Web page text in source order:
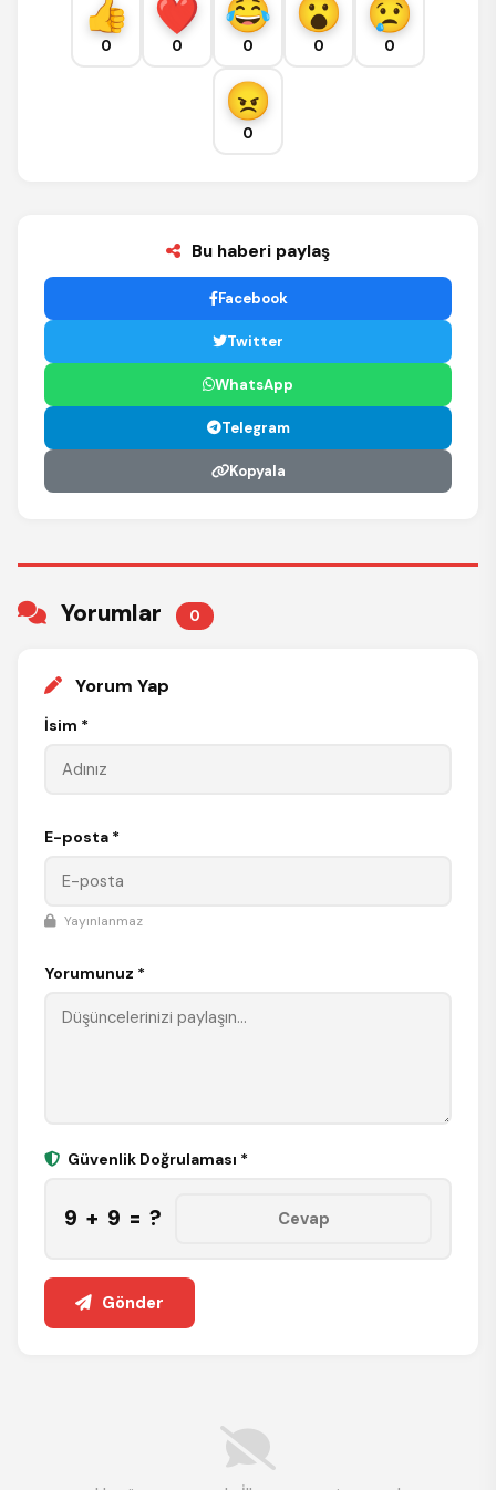
0 0 0 0 0
0
Bu haberi paylaş
Facebook
Twitter
WhatsApp
Telegram
Kopyala
Yorumlar 0
Yorum Yap
İsim *
E-posta *
Yayınlanmaz
Yorumunuz *
Güvenlik Doğrulaması *
9 + 9 = ?
Gönder